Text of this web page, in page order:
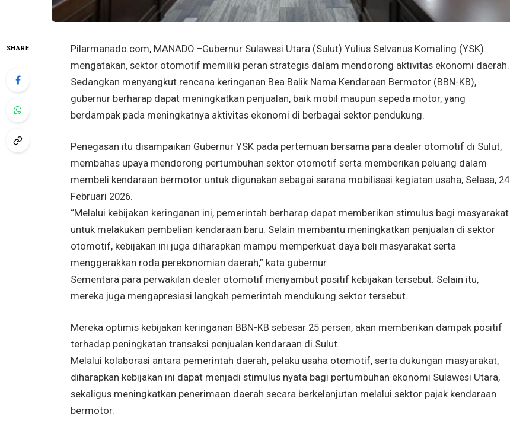
SHARE
Pilarmanado.com, MANADO –Gubernur Sulawesi Utara (Sulut) Yulius Selvanus Komaling (YSK)
mengatakan, sektor otomotif memiliki peran strategis dalam mendorong aktivitas ekonomi daerah.
Sedangkan menyangkut rencana keringanan Bea Balik Nama Kendaraan Bermotor (BBN-KB),
gubernur berharap dapat meningkatkan penjualan, baik mobil maupun sepeda motor, yang
berdampak pada meningkatnya aktivitas ekonomi di berbagai sektor pendukung.
Penegasan itu disampaikan Gubernur YSK pada pertemuan bersama para dealer otomotif di Sulut,
membahas upaya mendorong pertumbuhan sektor otomotif serta memberikan peluang dalam
membeli kendaraan bermotor untuk digunakan sebagai sarana mobilisasi kegiatan usaha, Selasa, 24
Februari 2026.
“Melalui kebijakan keringanan ini, pemerintah berharap dapat memberikan stimulus bagi masyarakat
untuk melakukan pembelian kendaraan baru. Selain membantu meningkatkan penjualan di sektor
otomotif, kebijakan ini juga diharapkan mampu memperkuat daya beli masyarakat serta
menggerakkan roda perekonomian daerah,” kata gubernur.
Sementara para perwakilan dealer otomotif menyambut positif kebijakan tersebut. Selain itu,
mereka juga mengapresiasi langkah pemerintah mendukung sektor tersebut.
Mereka optimis kebijakan keringanan BBN-KB sebesar 25 persen, akan memberikan dampak positif
terhadap peningkatan transaksi penjualan kendaraan di Sulut.
Melalui kolaborasi antara pemerintah daerah, pelaku usaha otomotif, serta dukungan masyarakat,
diharapkan kebijakan ini dapat menjadi stimulus nyata bagi pertumbuhan ekonomi Sulawesi Utara,
sekaligus meningkatkan penerimaan daerah secara berkelanjutan melalui sektor pajak kendaraan
bermotor.